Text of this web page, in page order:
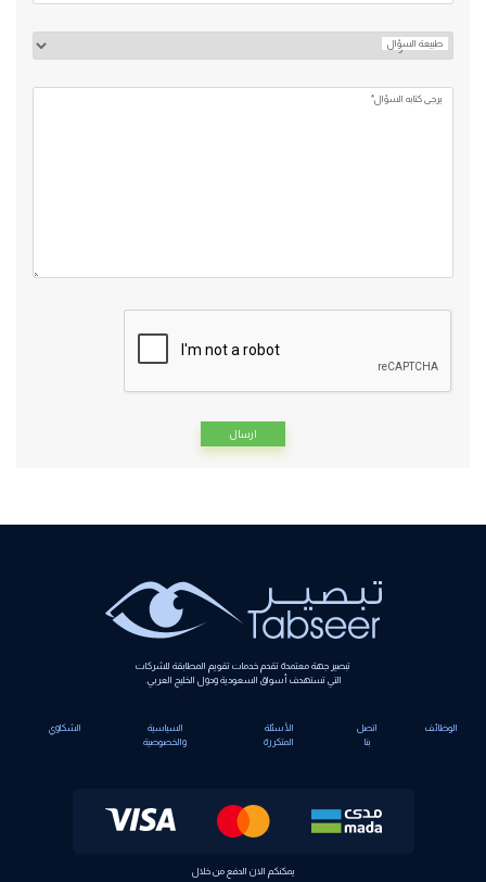
طبيعة السؤال
يرجي كتابه السؤال*
تبصير جهة معتمدة تقدم خدمات تقويم المطابقة للشركات
التي تستهدف أسواق السعودية ودول الخليج العربي.
الوظائف
اتصل
الأسئلة
المتكررة
السياسية
والخصوصية
الشكاوي
يمكنكم الان الدفع من خلال